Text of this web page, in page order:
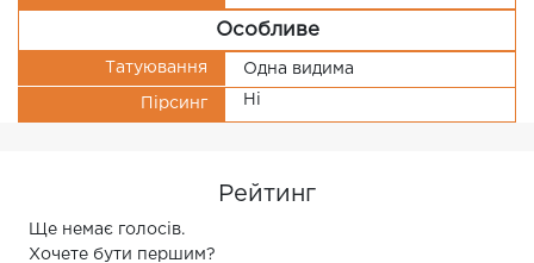
Особливе
Татуювання Одна видима
Пірсинг Ні
Рейтинг
Ще немає голосів.
Хочете бути першим?